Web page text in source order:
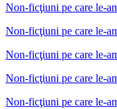
Non-ficţiuni pe care le-
Non-ficţiuni pe care le-
Non-ficţiuni pe care le-
Non-ficţiuni pe care le-
Non-ficţiuni pe care le-